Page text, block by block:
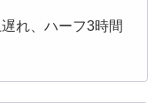
れ、ハーフ3時間